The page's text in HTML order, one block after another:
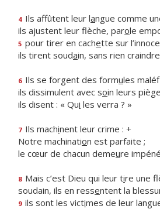
4 Ils affûtent leur langue comme
ils ajustent leur flèche, parole
5 pour tirer en cachette sur
ils tirent soudain, sans rien
6 Ils se forgent des formules
ils dissimulent avec soin leurs
ils disent : « Qui les verra ? »
7 Ils machinent leur crime : +
Notre machination est parfaite ;
le cœur de chacun demeure
8 Mais c’est Dieu qui leur tire une
soudain, ils en ressentent la
9 ils sont les victimes de leur